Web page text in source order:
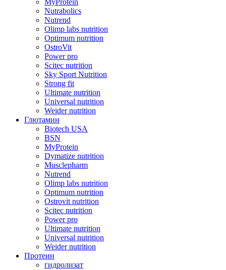
MyProtein
Nutrabolics
Nutrend
Olimp labs nutrition
Optimum nutrition
OstroVit
Power pro
Scitec nutrition
Sky Sport Nutrition
Strong fit
Ultimate nutrition
Universal nutrition
Weider nutrition
Глютамин
Biotech USA
BSN
MyProtein
Dymatize nutrition
Musclepharm
Nutrend
Olimp labs nutrition
Optimum nutrition
Ostrovit nutrition
Scitec nutrition
Power pro
Ultimate nutrition
Universal nutrition
Weider nutrition
Протеин
гидролизат